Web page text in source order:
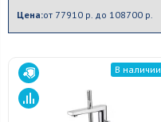
Цена:от 77910 р. до 108700 р.
В наличии